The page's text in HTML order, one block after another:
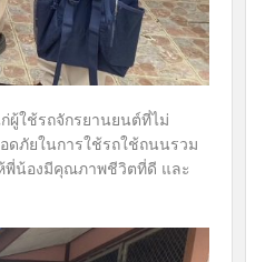
ผู้ใช้รถจักรยานยนต์ที่ไม่
ดภัยในการใช้รถใช้ถนนรวม
ห้พี่น้องมีคุณภาพชีวิตที่ดี และ